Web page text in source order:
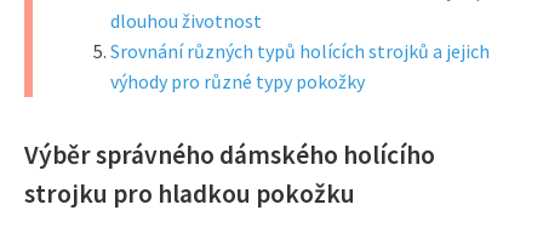
dlouhou životnost
Srovnání různých typů holících strojků a jejich
výhody pro různé typy pokožky
Výběr správného dámského holícího
strojku pro hladkou pokožku